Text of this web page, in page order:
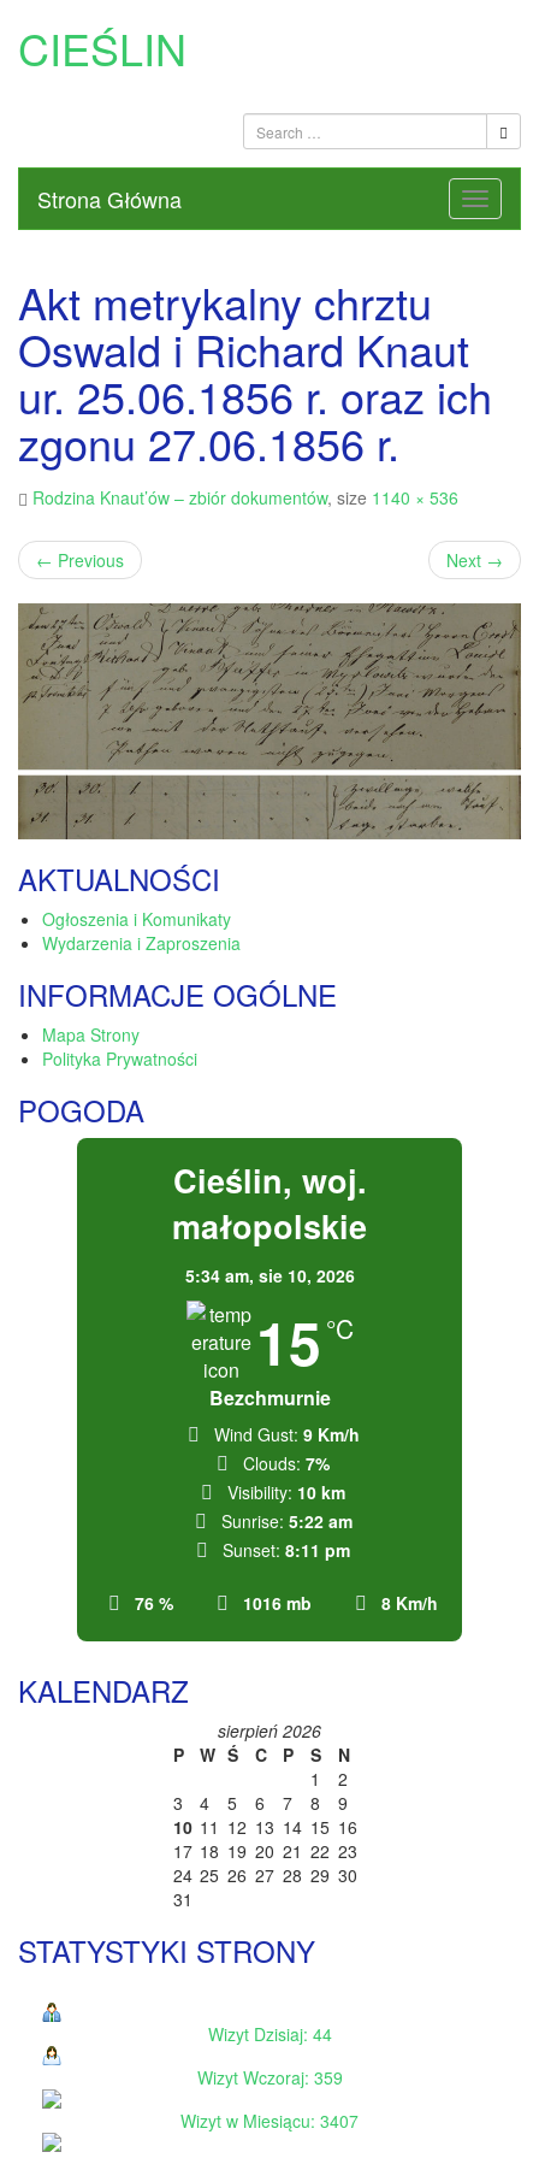
CIEŚLIN
Strona Główna
Akt metrykalny chrztu
Oswald i Richard Knaut
ur. 25.06.1856 r. oraz ich
zgonu 27.06.1856 r.
Rodzina Knaut’ów – zbiór dokumentów, size 1140 × 536
← Previous Next →
AKTUALNOŚCI
Ogłoszenia i Komunikaty
Wydarzenia i Zaproszenia
INFORMACJE OGÓLNE
Mapa Strony
Polityka Prywatności
POGODA
Cieślin, woj.
małopolskie
5:34 am, sie 10, 2026
15 °C
Bezchmurnie
76 % 1016 mb 8 Km/h
Wind Gust: 9 Km/h
Clouds: 7%
Visibility: 10 km
Sunrise: 5:22 am
Sunset: 8:11 pm
KALENDARZ
sierpień 2026
P
W Ś C P S
N
1
2
3
4 5 6 7 8
9
10 11 12 13 14 15 16
17 18 19 20 21 22 23
24 25 26 27 28 29 30
31
STATYSTYKI STRONY
Wizyt Dzisiaj: 44
Wizyt Wczoraj: 359
Wizyt w Miesiącu: 3407